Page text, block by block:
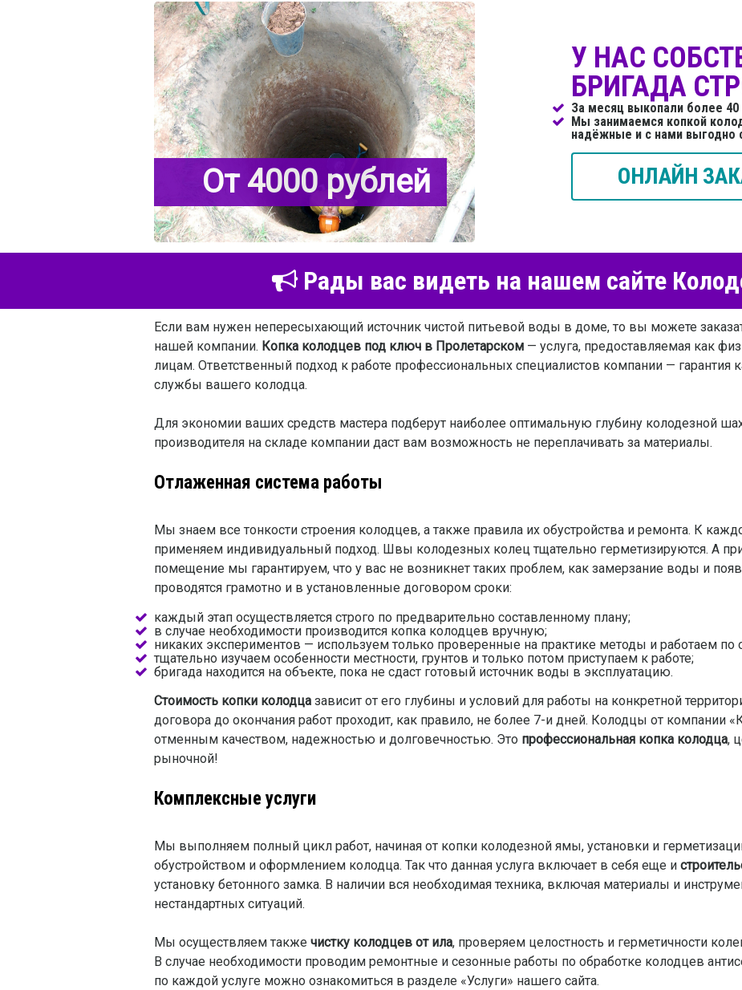
От 4000 рублей
У НАС
БРИГАДА
За месяц выкопали более
Мы занимаемся копкой
надёжные и с нами выгодно
ОНЛАЙН
Рады вас видеть на нашем сайте
Если вам нужен непересыхающий источник чистой питьевой воды в доме, то вы можете
нашей компании. Копка колодцев под ключ в Пролетарском — услуга, предоставляемая как
лицам. Ответственный подход к работе профессиональных специалистов компании — гарантия
службы вашего колодца.
Для экономии ваших средств мастера подберут наиболее оптимальную глубину колодезной
производителя на складе компании даст вам возможность не переплачивать за материалы.
Отлаженная система работы
Мы знаем все тонкости строения колодцев, а также правила их обустройства и ремонта. К
применяем индивидуальный подход. Швы колодезных колец тщательно герметизируются. А
помещение мы гарантируем, что у вас не возникнет таких проблем, как замерзание воды и
проводятся грамотно и в установленные договором сроки:
каждый этап осуществляется строго по предварительно составленному плану;
в случае необходимости производится копка колодцев вручную;
никаких экспериментов — используем только проверенные на практике методы и работаем по
тщательно изучаем особенности местности, грунтов и только потом приступаем к работе;
бригада находится на объекте, пока не сдаст готовый источник воды в эксплуатацию.
Стоимость копки колодца зависит от его глубины и условий для работы на конкретной
договора до окончания работ проходит, как правило, не более 7-и дней. Колодцы от компании
отменным качеством, надежностью и долговечностью. Это профессиональная копка колодца,
рыночной!
Комплексные услуги
Мы выполняем полный цикл работ, начиная от копки колодезной ямы, установки и
обустройством и оформлением колодца. Так что данная услуга включает в себя еще и
установку бетонного замка. В наличии вся необходимая техника, включая материалы и
нестандартных ситуаций.
Мы осуществляем также чистку колодцев от ила, проверяем целостность и герметичности
В случае необходимости проводим ремонтные и сезонные работы по обработке колодцев
по каждой услуге можно ознакомиться в разделе «Услуги» нашего сайта.